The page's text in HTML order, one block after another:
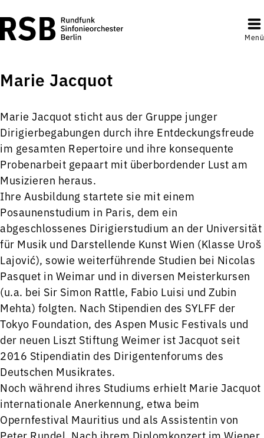
Menü
Marie Jacquot
Marie Jacquot sticht aus der Gruppe junger
Dirigierbegabungen durch ihre Entdeckungsfreude
im gesamten Repertoire und ihre konsequente
Probenarbeit gepaart mit überbordender Lust am
Musizieren heraus.
Ihre Ausbildung startete sie mit einem
Posaunenstudium in Paris, dem ein
abgeschlossenes Dirigierstudium an der Universität
für Musik und Darstellende Kunst Wien (Klasse Uroš
Lajović), sowie weiterführende Studien bei Nicolas
Pasquet in Weimar und in diversen Meisterkursen
(u.a. bei Sir Simon Rattle, Fabio Luisi und Zubin
Mehta) folgten. Nach Stipendien des SYLFF der
Tokyo Foundation, des Aspen Music Festivals und
der neuen Liszt Stiftung Weimer ist Jacquot seit
2016 Stipendiatin des Dirigentenforums des
Deutschen Musikrates.
Noch während ihres Studiums erhielt Marie Jacquot
internationale Anerkennung, etwa beim
Opernfestival Mauritius und als Assistentin von